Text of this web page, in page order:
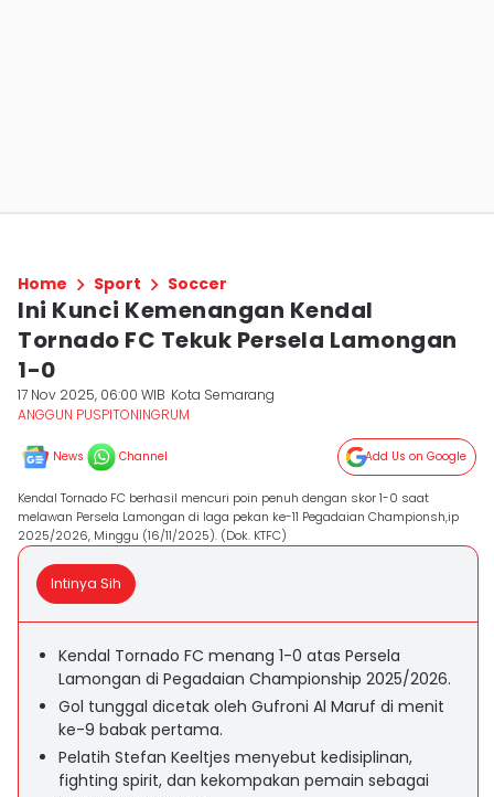
Home Sport Soccer
Ini Kunci Kemenangan Kendal
Tornado FC Tekuk Persela Lamongan
1-0
17 Nov 2025, 06:00 WIB Kota Semarang
ANGGUN PUSPITONINGRUM
News Channel Add Us on Google
Kendal Tornado FC berhasil mencuri poin penuh dengan skor 1-0 saat
melawan Persela Lamongan di laga pekan ke-11 Pegadaian Championsh,ip
2025/2026, Minggu (16/11/2025). (Dok. KTFC)
Intinya Sih
Kendal Tornado FC menang 1-0 atas Persela
Lamongan di Pegadaian Championship 2025/2026.
Gol tunggal dicetak oleh Gufroni Al Maruf di menit
ke-9 babak pertama.
Pelatih Stefan Keeltjes menyebut kedisiplinan,
fighting spirit, dan kekompakan pemain sebagai